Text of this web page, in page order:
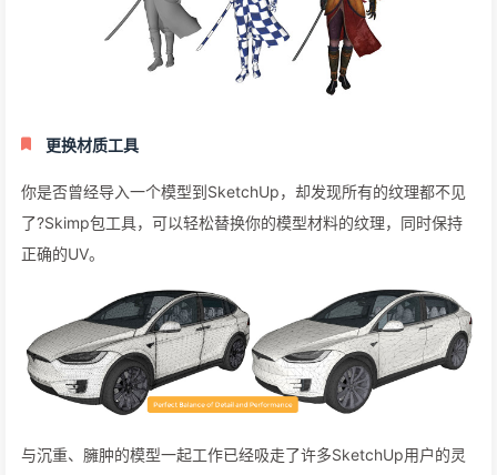
更换材质工具
你是否曾经导入一个模型到SketchUp，却发现所有的纹理都不见
了?Skimp包工具，可以轻松替换你的模型材料的纹理，同时保持
正确的UV。
与沉重、臃肿的模型一起工作已经吸走了许多SketchUp用户的灵